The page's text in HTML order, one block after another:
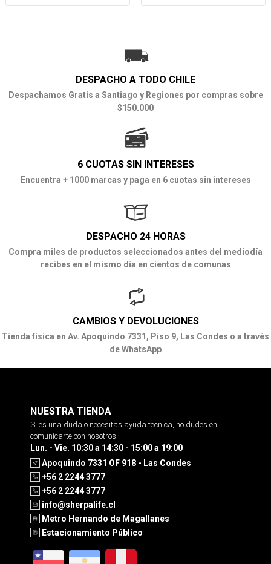
DESPACHO A TODO CHILE
Despachamos Gratis a Santiago y Regiones por compras sobre
$150.000
6 CUOTAS SIN INTERESES
Encuentra + 1000 marcas y paga en 6 cuotas sin intereses
DESPACHO 24 HORAS
Compra miles de productos seleccionados antes del mediodía
recibes en el mismo día en cientos de comunas
CAMBIOS Y DEVOLUCIONES
Tienda física en Av. Apoquindo 7331, Piso 9, Las Condes o a través
de WhatsApp
NUESTRA TIENDA
Si es una duda o necesitas ayuda tecnica, no dudes en
comunicarte con nosotros
Lun. - Vie. 10:30 a 14:30 - 15:00 a 19:00
Apoquindo 7331 OF 918 - Las Condes
+56 2 2244 3777
+56 2 2244 3777
info@sherpalife.cl
Metro Hernando de Magallanes
Estacionamiento Público